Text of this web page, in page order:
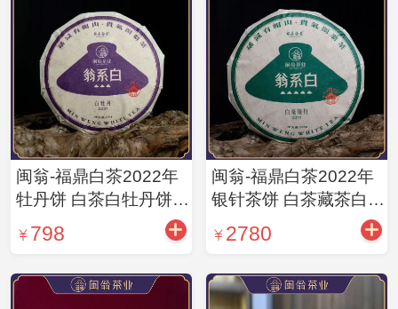
闽翁-福鼎白茶2022年
牡丹饼 白茶白牡丹饼茶
350g/饼
798
闽翁-福鼎白茶2022年
银针茶饼 白茶藏茶白毫
银针饼茶350g/饼
2780